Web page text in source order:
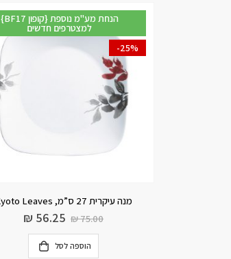
{BF17 קופון} הנחת מע"מ נוספת
למצטרפים חדשים
-47%
מנה עיקרית 26.5 ס”מ, Lia Square
₪75.00
₪ 40.00
הוספה לסל